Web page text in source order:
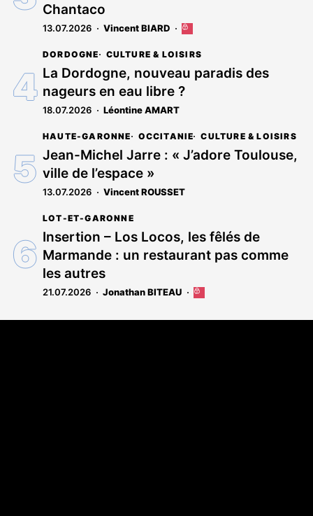
Chantaco
13.07.2026 Vincent BIARD
Cet
est
réservé
aux
abonnés
DORDOGNE CULTURE & LOISIRS
La Dordogne, nouveau paradis des
nageurs en eau libre ?
18.07.2026 Léontine AMART
HAUTE-GARONNE OCCITANIE CULTURE & LOISIRS
Jean-Michel Jarre : « J’adore Toulouse,
ville de l’espace »
13.07.2026 Vincent ROUSSET
LOT-ET-GARONNE
Insertion – Los Locos, les fêlés de
Marmande : un restaurant pas comme
les autres
21.07.2026 Jonathan BITEAU
Cet
est